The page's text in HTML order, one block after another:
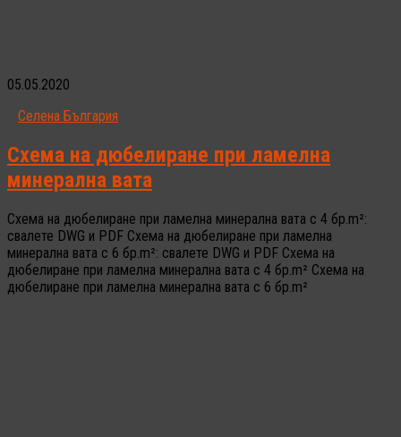
05.05.2020
Селена България
Схема на дюбелиране при ламелна
минерална вата
Схема на дюбелиране при ламелна минерална вата с 4 бр.m²:
свалете DWG и PDF Схема на дюбелиране при ламелна
минерална вата с 6 бр.m²: свалете DWG и PDF Схема на
дюбелиране при ламелна минерална вата с 4 бр.m² Схема на
дюбелиране при ламелна минерална вата с 6 бр.m²